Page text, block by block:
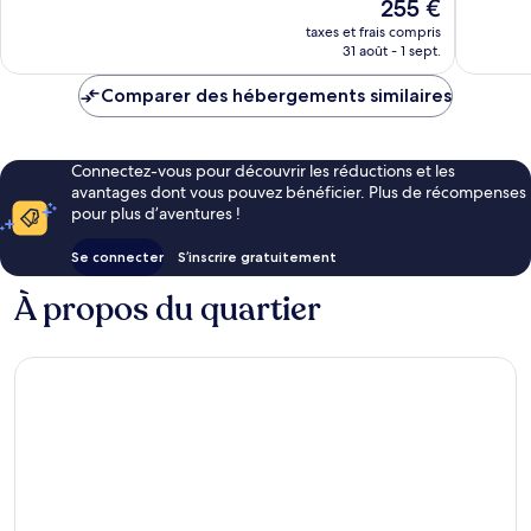
nouveau
prix
de
255 €
taxes et frais compris
31 août - 1 sept.
Comparer des hébergements similaires
Connectez-vous pour découvrir les réductions et les
avantages dont vous pouvez bénéficier. Plus de récompenses
pour plus d’aventures !
Se connecter S’inscrire gratuitement
À propos du quartier